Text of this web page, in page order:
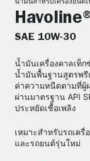
น้ำมันสำหรับเครื่องยนต์
SAE 10W-30
น้ำมันเครื่องคาลเท็
น้ำมันพื้นฐานสูตรพรี
ค่าความหนืดตามที่ผู้
ผ่านมาตรฐาน API
ประหยัดเชื้อเพลิง
เหมาะสำหรับรถเครื่
และรถยนต์รุ่นใหม่